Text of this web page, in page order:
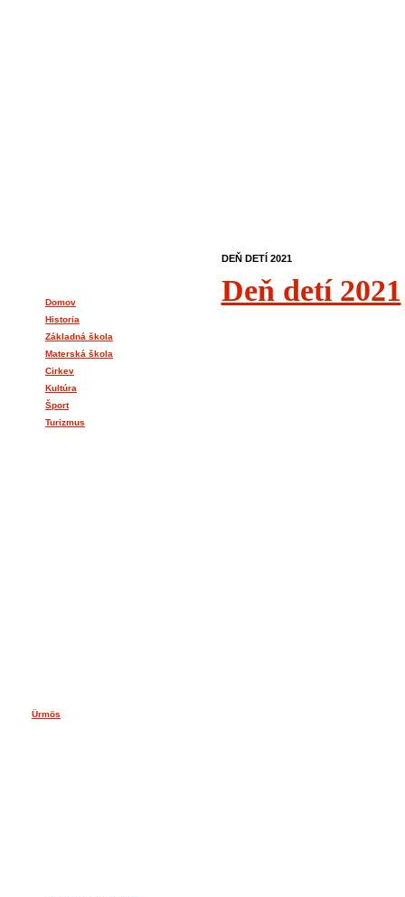
DEŇ DETÍ 2021
Deň detí 2021
Domov
Historia
Základná škola
Materská škola
Cirkev
Kultúra
Šport
Turizmus
Ürmös